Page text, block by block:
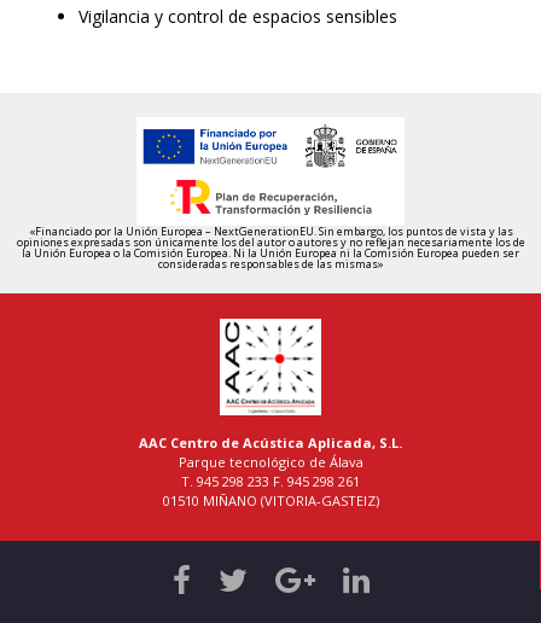
Vigilancia y control de espacios sensibles
«Financiado por la Unión Europea – NextGenerationEU. Sin embargo, los puntos de vista y las
opiniones expresadas son únicamente los del autor o autores y no reflejan necesariamente los de
la Unión Europea o la Comisión Europea. Ni la Unión Europea ni la Comisión Europea pueden ser
consideradas responsables de las mismas»
AAC Centro de Acústica Aplicada, S.L.
Parque tecnológico de Álava
T. 945 298 233 F. 945 298 261
01510 MIÑANO (VITORIA-GASTEIZ)